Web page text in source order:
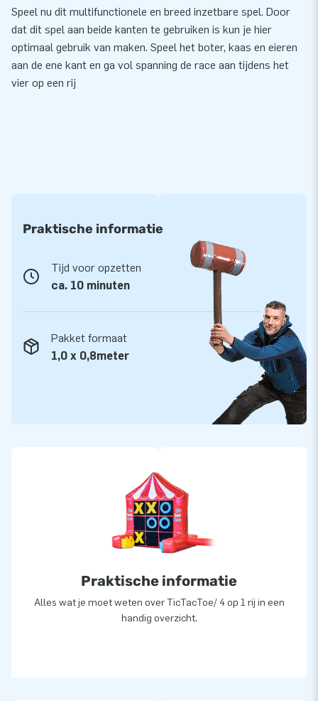
Speel nu dit multifunctionele en breed inzetbare spel. Door
dat dit spel aan beide kanten te gebruiken is kun je hier
optimaal gebruik van maken. Speel het boter, kaas en eieren
aan de ene kant en ga vol spanning de race aan tijdens het
vier op een rij
Praktische informatie
Tijd voor opzetten
ca. 10 minuten
Pakket formaat
1,0 x 0,8meter
Praktische informatie
Alles wat je moet weten over TicTacToe/ 4 op 1 rij in een
handig overzicht.